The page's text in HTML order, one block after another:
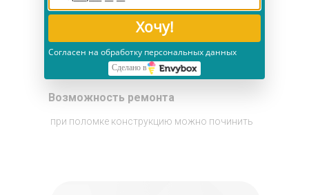
Временное решение
подходит для подготовки к постоянному
протезированию
Возможность ремонта
при поломке конструкцию можно починить
Хочу!
Согласен на обработку персональных данных
Сделано в